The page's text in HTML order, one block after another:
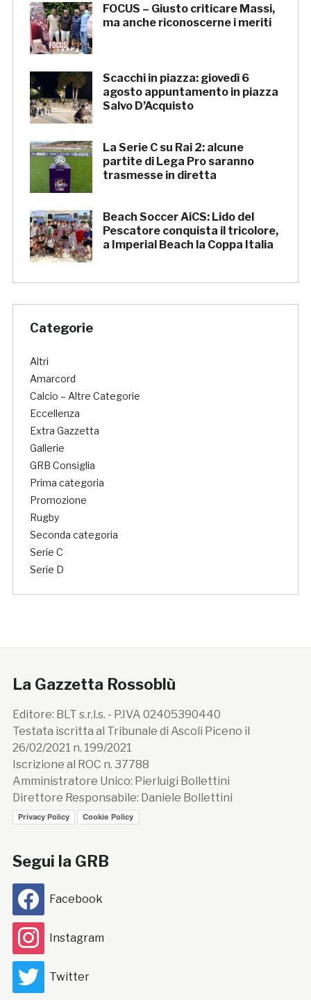
FOCUS – Giusto criticare Massi,
ma anche riconoscerne i meriti
Scacchi in piazza: giovedì 6
agosto appuntamento in piazza
Salvo D’Acquisto
La Serie C su Rai 2: alcune
partite di Lega Pro saranno
trasmesse in diretta
Beach Soccer AiCS: Lido del
Pescatore conquista il tricolore,
a Imperial Beach la Coppa Italia
Categorie
Altri
Amarcord
Calcio – Altre Categorie
Eccellenza
Extra Gazzetta
Gallerie
GRB Consiglia
Prima categoria
Promozione
Rugby
Seconda categoria
Serie C
Serie D
La Gazzetta Rossoblù
Editore: BLT s.r.l.s. - P.IVA 02405390440
Testata iscritta al Tribunale di Ascoli Piceno il
26/02/2021 n. 199/2021
Iscrizione al ROC n. 37788
Amministratore Unico: Pierluigi Bollettini
Direttore Responsabile: Daniele Bollettini
Privacy Policy Cookie Policy
Segui la GRB
Facebook
Instagram
Twitter